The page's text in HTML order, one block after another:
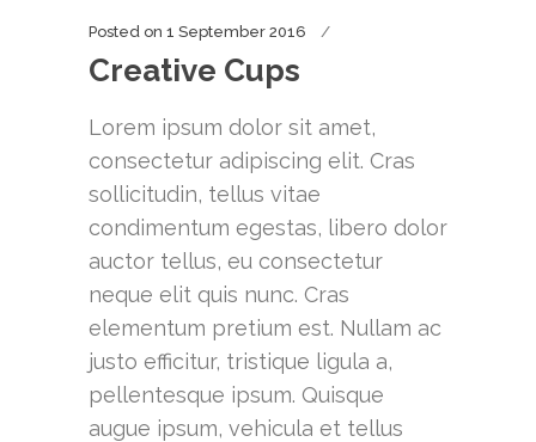
Posted on 1 September 2016
Creative Cups
Lorem ipsum dolor sit amet,
consectetur adipiscing elit. Cras
sollicitudin, tellus vitae
condimentum egestas, libero dolor
auctor tellus, eu consectetur
neque elit quis nunc. Cras
elementum pretium est. Nullam ac
justo efficitur, tristique ligula a,
pellentesque ipsum. Quisque
augue ipsum, vehicula et tellus